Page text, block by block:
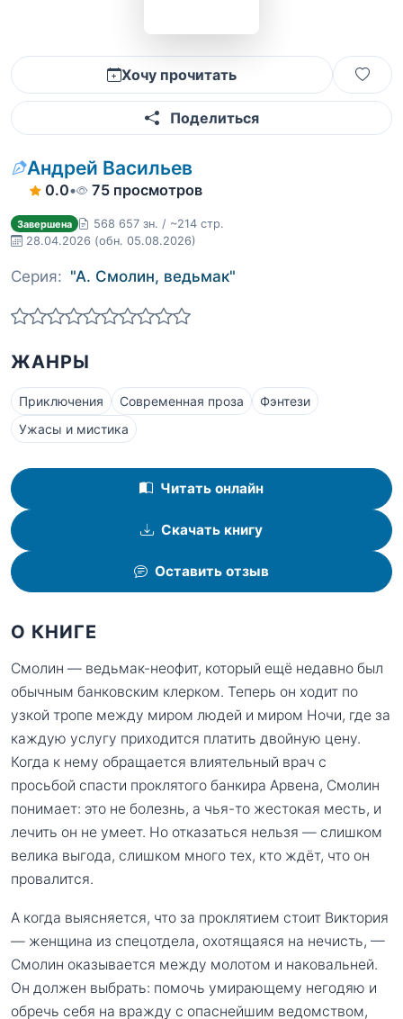
Хочу прочитать
Поделиться
Андрей Васильев
0.0• 75 просмотров
Завершена
568 657 зн. / ~214 стр.
28.04.2026 (обн. 05.08.2026)
Серия: "А. Смолин, ведьмак"
ЖАНРЫ
Приключения Современная проза
Фэнтези
Ужасы и мистика
Читать онлайн
Скачать книгу
Оставить отзыв
О КНИГЕ
Смолин — ведьмак-неофит, который ещё недавно был
обычным банковским клерком. Теперь он ходит по
узкой тропе между миром людей и миром Ночи, где за
каждую услугу приходится платить двойную цену.
Когда к нему обращается влиятельный врач с
просьбой спасти проклятого банкира Арвена, Смолин
понимает: это не болезнь, а чья-то жестокая месть, и
лечить он не умеет. Но отказаться нельзя — слишком
велика выгода, слишком много тех, кто ждёт, что он
провалится.
А когда выясняется, что за проклятием стоит Виктория
— женщина из спецотдела, охотящаяся на нечисть, —
Смолин оказывается между молотом и наковальней.
Он должен выбрать: помочь умирающему негодяю и
обречь себя на вражду с опаснейшим ведомством,